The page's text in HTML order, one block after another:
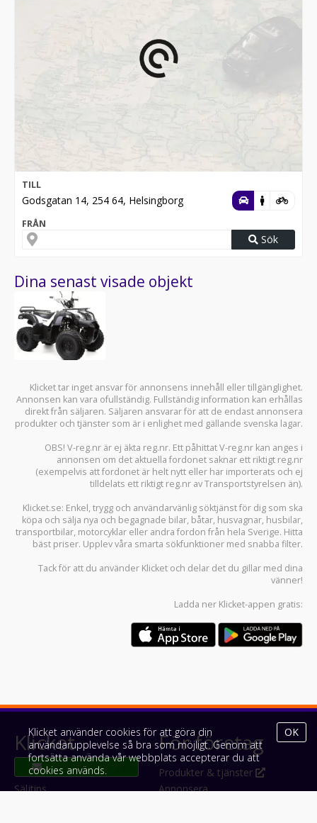
TILL
Godsgatan 14, 254 64, Helsingborg
FRÅN
Sök
Dina senast visade objekt
Klicket tar inget ansvar för annonsens innehåll eller tillgänglighet.
Annonsen kan vara ofullständig. Fullständig information kan erhållas
direkt från säljaren. Säljaren ansvarar för att de endast annonsera
produkter och tjänster som är i enlighet med gällande svenska lagar.
OBS! V-reg.nr är ej äkta reg.nr. Ett påhittat V-reg.nr kan anges i
annonsen om det aktuella fordonet saknar ett riktigt reg.nr
(exempelvis att fordonet är helt nytt eller har importerats och ej
tilldelats ett riktigt reg.nr av Transportstyrelsen än).
Klicket.se: Enkel, trygg och användarvänlig söktjänst för dig som ska
köpa och sälja nya och begagnade bilar, båtar, husvagnar, husbilar,
transportbilar, motorcyklar eller andra fordon från hela Sverige. Hitta
bäst priser. Upplev våra smarta sökfunktioner med snabba filter.
Tack för att du använder Klicket och delar det du gillar med dina
vänner!
Ladda ner Klicket-appen gratis:
Klicket
Om Klicket
Säljtips
För företag
Produkter & tjänster
Annonsera
Klicket använder cookies för att göra din
användarupplevelse så bra som möjligt. Genom att
fortsätta använda vår webbplats accepterar du att
cookies används.
OK